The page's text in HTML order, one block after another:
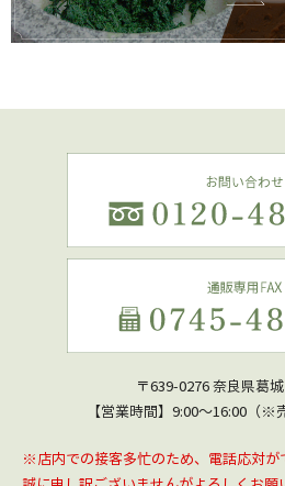
〒639-0276 奈良県葛
【営業時間】9:00～16:00（※
※店内での接客多忙のため、電話応対が